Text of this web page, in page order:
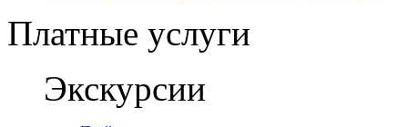
Платные услуги
Экскурсии